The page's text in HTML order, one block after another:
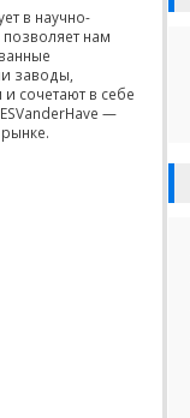
в научно-
нам
заводы,
сочетают в себе
—